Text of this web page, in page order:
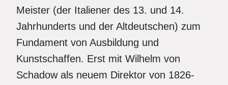
Meister (der Italiener des 13. und 14.
Jahrhunderts und der Altdeutschen) zum
Fundament von Ausbildung und
Kunstschaffen. Erst mit Wilhelm von
Schadow als neuem Direktor von 1826-